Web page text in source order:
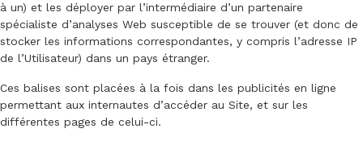
à un) et les déployer par l’intermédiaire d’un partenaire
spécialiste d’analyses Web susceptible de se trouver (et donc de
stocker les informations correspondantes, y compris l’adresse IP
de l’Utilisateur) dans un pays étranger.
Ces balises sont placées à la fois dans les publicités en ligne
permettant aux internautes d’accéder au Site, et sur les
différentes pages de celui-ci.